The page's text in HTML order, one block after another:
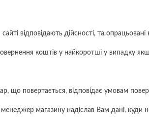
сайті відповідають дійсності, та
коштів у найкоротші у випадку
що повертається, відповідає умовам
магазину надіслав Вам дані, куди